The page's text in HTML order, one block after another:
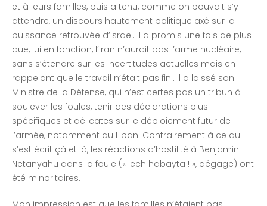
et à leurs familles, puis a tenu, comme on pouvait s’y
attendre, un discours hautement politique axé sur la
puissance retrouvée d’Israel. Il a promis une fois de plus
que, lui en fonction, l’Iran n’aurait pas l’arme nucléaire,
sans s’étendre sur les incertitudes actuelles mais en
rappelant que le travail n’était pas fini. Il a laissé son
Ministre de la Défense, qui n’est certes pas un tribun à
soulever les foules, tenir des déclarations plus
spécifiques et délicates sur le déploiement futur de
l’armée, notamment au Liban. Contrairement à ce qui
s’est écrit çà et là, les réactions d’hostilité à Benjamin
Netanyahu dans la foule (« lech habayta ! », dégage) ont
été minoritaires.